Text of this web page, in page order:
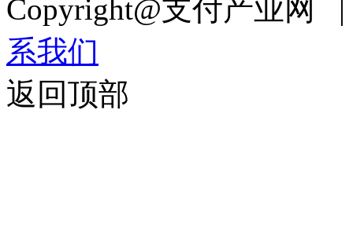
Copyright@支付产业
系我们
返回顶部